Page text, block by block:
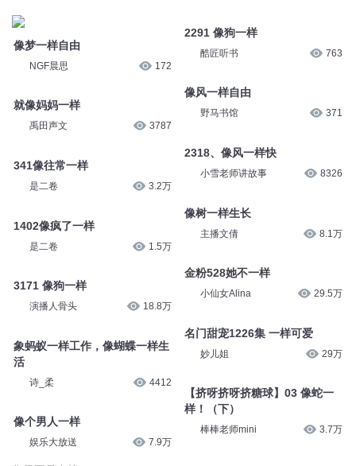
像梦一样自由
NGF晨思 172
就像妈妈一样
禹田声文 3787
341像往常一样
是二卷 3.2万
1402像疯了一样
是二卷 1.5万
3171 像狗一样
演播人骨头 18.8万
象蚂蚁一样工作，像蝴蝶一样生
活
诗_柔 4412
像个男人一样
娱乐大放送 7.9万
2291 像狗一样
酷匠听书 763
像风一样自由
野马书馆 371
2318、像风一样快
小雪老师讲故事 8326
像树一样生长
主播文倩 8.1万
金粉528她不一样
小仙女Alina 29.5万
名门甜宠1226集 一样可爱
妙儿姐 29万
【挤呀挤呀挤糖球】03 像蛇一
样！（下）
棒棒老师mini 3.7万